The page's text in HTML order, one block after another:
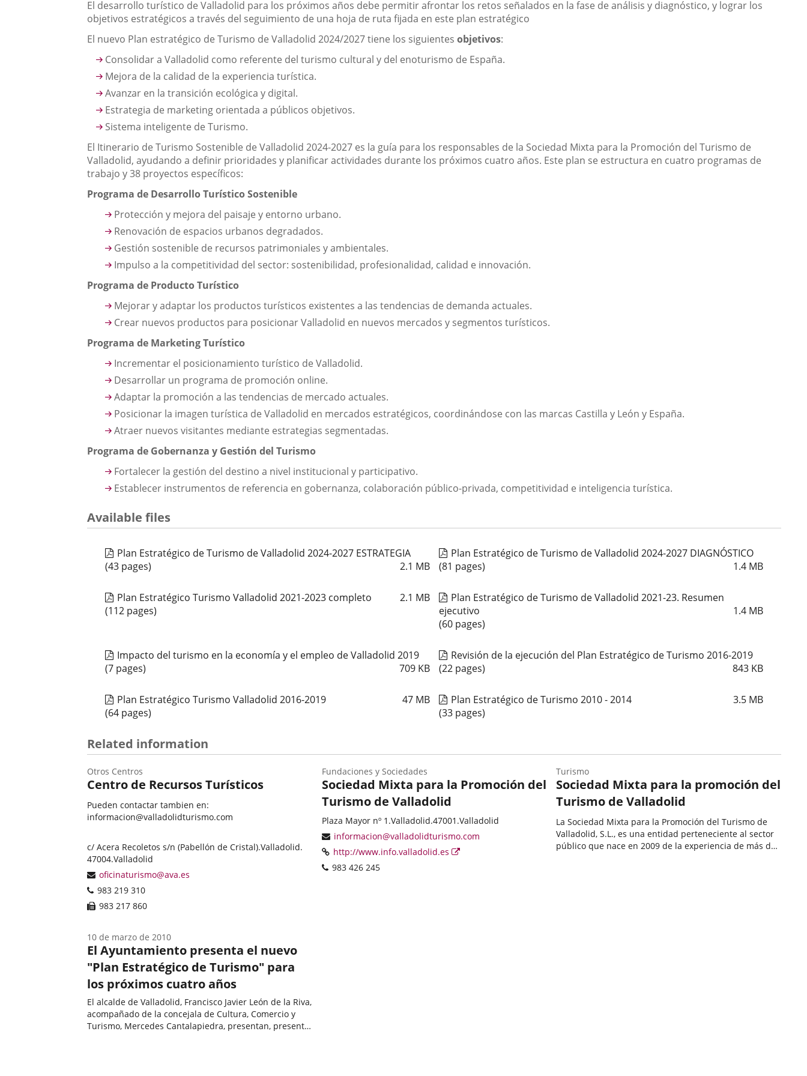
El desarrollo turístico de Valladolid para los próximos años debe permitir afrontar los retos señalados en la fase de análisis y diagnóstico, y lograr los
objetivos estratégicos a través del seguimiento de una hoja de ruta fijada en este plan estratégico
El nuevo Plan estratégico de Turismo de Valladolid 2024/2027 tiene los siguientesobjetivos:
Consolidar a Valladolid como referente del turismo cultural y del enoturismo de España.
Mejora de la calidad de la experiencia turística.
Avanzar en la transición ecológica y digital.
Estrategia de marketing orientada a públicos objetivos.
Sistema inteligente de Turismo.
El Itinerario de Turismo Sostenible de Valladolid 2024-2027 es la guía para los responsables de la Sociedad Mixta para la Promoción del Turismo de
Valladolid, ayudando a definir prioridades y planificar actividades durante los próximos cuatro años. Este plan se estructura en cuatro programas de
trabajo y 38 proyectos específicos:
Programa de Desarrollo Turístico Sostenible
Protección y mejora del paisaje y entorno urbano.
Renovación de espacios urbanos degradados.
Gestión sostenible de recursos patrimoniales y ambientales.
Impulso a la competitividad del sector: sostenibilidad, profesionalidad, calidad e innovación.
Programa de Producto Turístico
Mejorar y adaptar los productos turísticos existentes a las tendencias de demanda actuales.
Crear nuevos productos para posicionar Valladolid en nuevos mercados y segmentos turísticos.
Programa de Marketing Turístico
Incrementar el posicionamiento turístico de Valladolid.
Desarrollar un programa de promoción online.
Adaptar la promoción a las tendencias de mercado actuales.
Posicionar la imagen turística de Valladolid en mercados estratégicos, coordinándose con las marcas Castilla y León y España.
Atraer nuevos visitantes mediante estrategias segmentadas.
Programa de Gobernanza y Gestión del Turismo
Fortalecer la gestión del destino a nivel institucional y participativo.
Establecer instrumentos de referencia en gobernanza, colaboración público-privada, competitividad e inteligencia turística.
Available files
Plan Estratégico de Turismo de Valladolid 2024-2027 ESTRATEGIA
2.1 MB
(43 pages)
Plan Estratégico de Turismo de Valladolid 2024-2027 DIAGNÓSTICO
1.4 MB
(81 pages)
Plan Estratégico Turismo Valladolid 2021-2023 completo 2.1 MB
(112 pages)
Plan Estratégico de Turismo de Valladolid 2021-23. Resumen
ejecutivo
1.4 MB
(60 pages)
Impacto del turismo en la economía y el empleo de Valladolid 2019
709 KB
(7 pages)
Revisión de la ejecución del Plan Estratégico de Turismo 2016-2019
843 KB
(22 pages)
Plan Estratégico Turismo Valladolid 2016-2019 47 MB
(64 pages)
Plan Estratégico de Turismo 2010 - 2014 3.5 MB
(33 pages)
Related information
Centro de Recursos Turísticos
Pueden contactar tambien en:
informacion@valladolidturismo.com
Categoría
Otros Centros
Postal
address
c/ Acera Recoletos s/n (Pabellón de Cristal).Valladolid.
47004.Valladolid
Email
oficinaturismo@ava.es
Phones
983 219 310
Fax
983 217 860
Sociedad Mixta para la Promoción del
Turismo de Valladolid
Categoría
Fundaciones y Sociedades
Postal
address
Plaza Mayor nº 1.Valladolid.47001.Valladolid
Email
informacion@valladolidturismo.com
Web
http://www.info.valladolid.es
Enlace
Phones
983 426 245
Sociedad Mixta para la promoción del
Turismo de Valladolid
La Sociedad Mixta para la Promoción del Turismo de
Valladolid, S.L., es una entidad perteneciente al sector
público que nace en 2009 de la experiencia de más de
Turismo
El Ayuntamiento presenta el nuevo
"Plan Estratégico de Turismo" para
los próximos cuatro años
El alcalde de Valladolid, Francisco Javier León de la Riva,
acompañado de la concejala de Cultura, Comercio y
Turismo, Mercedes Cantalapiedra, presentan, presenta
10 de marzo de 2010